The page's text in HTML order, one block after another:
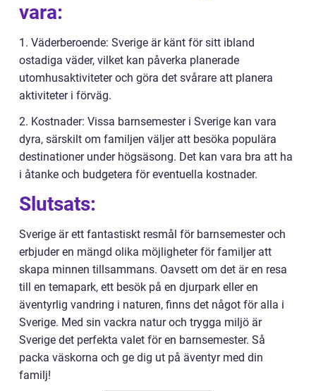
vara:
1. Väderberoende: Sverige är känt för sitt ibland
ostadiga väder, vilket kan påverka planerade
utomhusaktiviteter och göra det svårare att planera
aktiviteter i förväg.
2. Kostnader: Vissa barnsemester i Sverige kan vara
dyra, särskilt om familjen väljer att besöka populära
destinationer under högsäsong. Det kan vara bra att ha
i åtanke och budgetera för eventuella kostnader.
Slutsats:
Sverige är ett fantastiskt resmål för barnsemester och
erbjuder en mängd olika möjligheter för familjer att
skapa minnen tillsammans. Oavsett om det är en resa
till en temapark, ett besök på en djurpark eller en
äventyrlig vandring i naturen, finns det något för alla i
Sverige. Med sin vackra natur och trygga miljö är
Sverige det perfekta valet för en barnsemester. Så
packa väskorna och ge dig ut på äventyr med din
familj!